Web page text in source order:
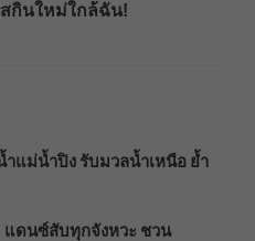
สกินใหม่ใกล้ฉัน!
ำแม่น้ำปิง รับมวลน้ำเหนือ ย้ำ
ดนซ์สับทุกจังหวะ ชวน